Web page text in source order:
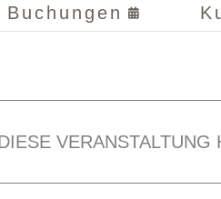
VERANSTALTUNG